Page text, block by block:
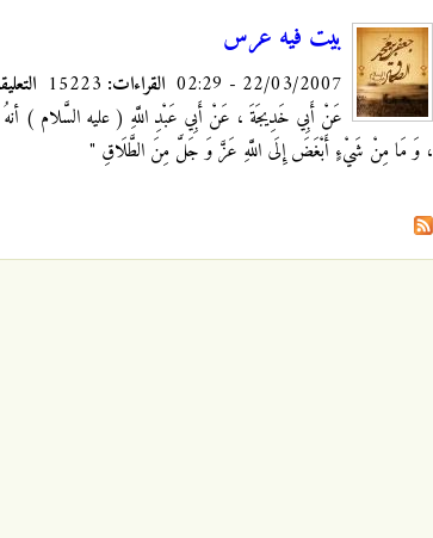
بيت فيه عرس
22/03/2007 - 02:29 القراءات:
عَنْ أَبِي خَدِيجَةَ ، عَنْ أَبِي عَبْدِ اللَّهِ ( عليه السَّلام )
، وَ مَا مِنْ شَيْ‏ءٍ أَبْغَضَ إِلَى اللَّهِ عَزَّ وَ جَلَّ مِنَ الطَّلَاقِ "